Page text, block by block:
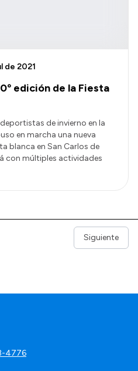
edición de la Fiesta
de 2021
de invierno en la
en marcha una nueva
blanca en San Carlos de
con múltiples actividades
Siguiente
4776